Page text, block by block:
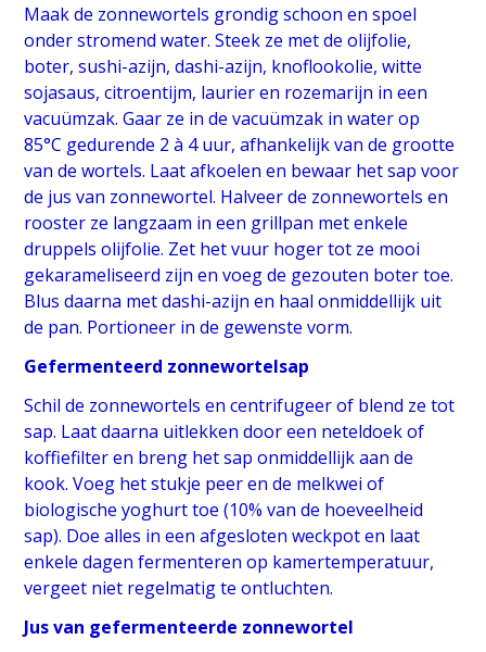
Maak de zonnewortels grondig schoon en spoel
onder stromend water. Steek ze met de olijfolie,
boter, sushi-azijn, dashi-azijn, knoflookolie, witte
sojasaus, citroentijm, laurier en rozemarijn in een
vacuümzak. Gaar ze in de vacuümzak in water op
85°C gedurende 2 à 4 uur, afhankelijk van de grootte
van de wortels. Laat afkoelen en bewaar het sap voor
de jus van zonnewortel. Halveer de zonnewortels en
rooster ze langzaam in een grillpan met enkele
druppels olijfolie. Zet het vuur hoger tot ze mooi
gekarameliseerd zijn en voeg de gezouten boter toe.
Blus daarna met dashi-azijn en haal onmiddellijk uit
de pan. Portioneer in de gewenste vorm.
Gefermenteerd zonnewortelsap
Schil de zonnewortels en centrifugeer of blend ze tot
sap. Laat daarna uitlekken door een neteldoek of
koffiefilter en breng het sap onmiddellijk aan de
kook. Voeg het stukje peer en de melkwei of
biologische yoghurt toe (10% van de hoeveelheid
sap). Doe alles in een afgesloten weckpot en laat
enkele dagen fermenteren op kamertemperatuur,
vergeet niet regelmatig te ontluchten.
Jus van gefermenteerde zonnewortel